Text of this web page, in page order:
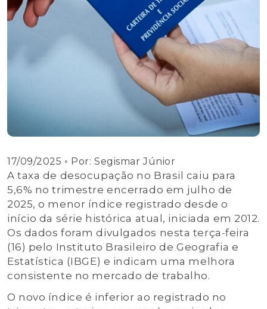
17/09/2025 ◦ Por:Segismar Júnior
A taxa de desocupação no Brasil caiu para
5,6% no trimestre encerrado em julho de
2025, o menor índice registrado desde o
início da série histórica atual, iniciada em 2012.
Os dados foram divulgados nesta terça-feira
(16) pelo Instituto Brasileiro de Geografia e
Estatística (IBGE) e indicam uma melhora
consistente no mercado de trabalho.
O novo índice é inferior ao registrado no